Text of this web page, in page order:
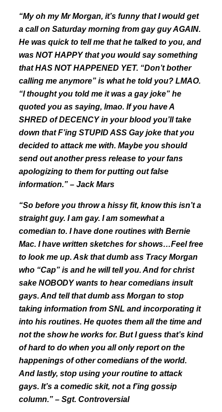
“My oh my Mr Morgan, it’s funny that I would get
a call on Saturday morning from gay guy AGAIN.
He was quick to tell me that he talked to you, and
was NOT HAPPY that you would say something
that HAS NOT HAPPENED YET. “Don’t bother
calling me anymore” is what he told you? LMAO.
“I thought you told me it was a gay joke” he
quoted you as saying, lmao. If you have A
SHRED of DECENCY in your blood you’ll take
down that F’ing STUPID ASS Gay joke that you
decided to attack me with. Maybe you should
send out another press release to your fans
apologizing to them for putting out false
information.” – Jack Mars
“So before you throw a hissy fit, know this isn’t a
straight guy. I am gay. I am somewhat a
comedian to. I have done routines with Bernie
Mac. I have written sketches for shows…Feel free
to look me up. Ask that dumb ass Tracy Morgan
who “Cap” is and he will tell you. And for christ
sake NOBODY wants to hear comedians insult
gays. And tell that dumb ass Morgan to stop
taking information from SNL and incorporating it
into his routines. He quotes them all the time and
not the show he works for. But I guess that’s kind
of hard to do when you all only report on the
happenings of other comedians of the world.
And lastly, stop using your routine to attack
gays. It’s a comedic skit, not a f’ing gossip
column.” – Sgt. Controversial